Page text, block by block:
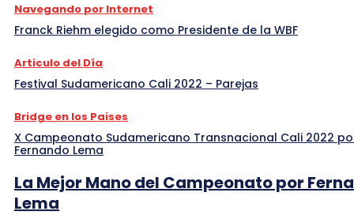
Navegando por Internet
Franck Riehm elegido como Presidente de la WBF
Articulo del Día
Festival Sudamericano Cali 2022 – Parejas
Bridge en los Paises
X Campeonato Sudamericano Transnacional Cali 2022
Fernando Lema
La Mejor Mano del Campeonato por
Lema